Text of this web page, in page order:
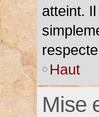
atteint.
Haut
Mise